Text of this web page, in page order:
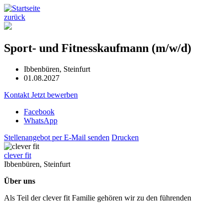
zurück
Sport- und Fitnesskaufmann (m/w/d)
Ibbenbüren, Steinfurt
01.08.2027
Kontakt Jetzt bewerben
Facebook
WhatsApp
Stellenangebot per E-Mail senden Drucken
clever fit
Ibbenbüren, Steinfurt
Über uns
Als Teil der clever fit Familie gehören wir zu den führenden